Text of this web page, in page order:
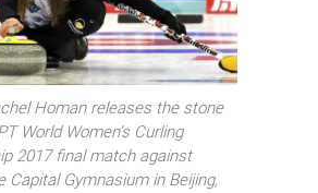
Homan releases the stone
World Women’s Curling
2017 final match against
Capital Gymnasium in Beijing,